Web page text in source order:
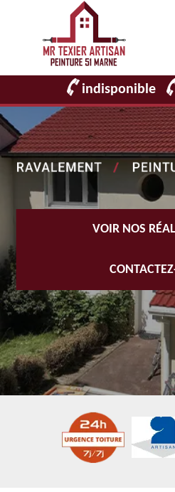
indisponible
VOIR NOS